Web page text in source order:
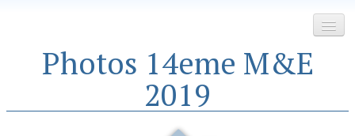
AccueilPhotos 14eme M&E
2019